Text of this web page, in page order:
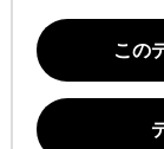
この